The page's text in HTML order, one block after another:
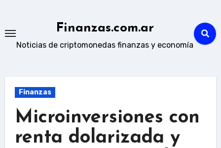
content
Finanzas.com.ar
Noticias de criptomonedas finanzas y economía
Finanzas
Microinversiones con
renta dolarizada y